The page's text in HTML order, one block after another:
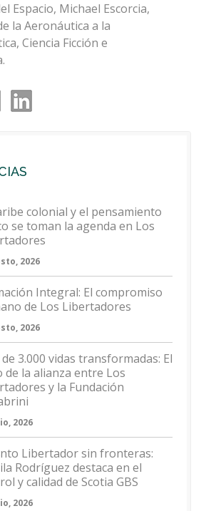
Espacio, Michael Escorcia,
la Aeronáutica a la
Ciencia Ficción e
colonial y el pensamiento
se toman la agenda en Los
2026
Integral: El compromiso
de Los Libertadores
2026
3.000 vidas transformadas: El
de la alianza entre Los
y la Fundación
2026
Libertador sin fronteras:
Rodríguez destaca en el
y calidad de Scotia GBS
2026